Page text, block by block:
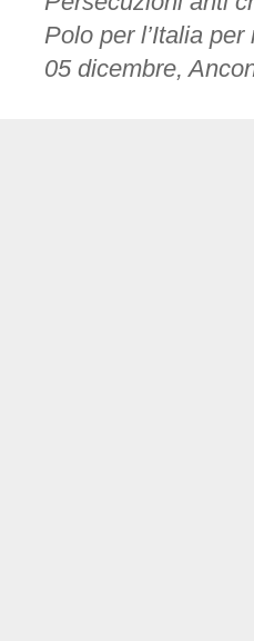
Polo per l’Italia
05 dicembre,